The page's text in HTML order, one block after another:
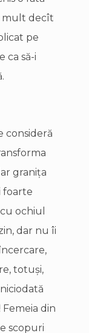
mult decît
pe
ca să-i
consideră
graniţa
foarte
ochiul
dar nu îi
totuşi,
Femeia din
scopuri